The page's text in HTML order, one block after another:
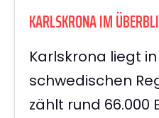
KARLSKRONA IM
Karlskrona liegt
schwedischen
zählt rund 66.000